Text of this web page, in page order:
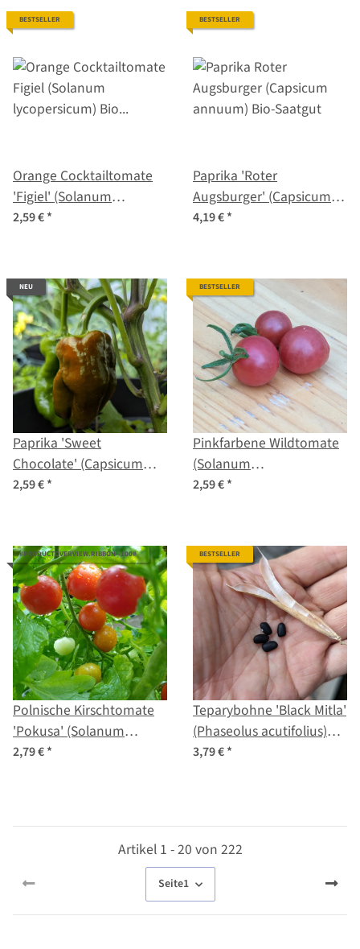
BESTSELLER
Orange Cocktailtomate
'Figiel' (Solanum
lycopersicum) Bio
2,59 €*
BESTSELLER
Paprika 'Roter
Augsburger' (Capsicum
annuum) Bio-Saatgut
4,19 €*
NEU
Paprika 'Sweet
Chocolate' (Capsicum
annuum) Samen
2,59 €*
BESTSELLER
Pinkfarbene Wildtomate
(Solanum
pimpinellifolium) Samen
2,59 €*
#PRODUCTOVERVIEW.RIBBON--100#
Polnische Kirschtomate
'Pokusa' (Solanum
lycopersicum) Bio Samen
2,79 €*
BESTSELLER
Teparybohne 'Black Mitla'
(Phaseolus acutifolius)
Samen
3,79 €*
Artikel 1 - 20 von 222
Seite1